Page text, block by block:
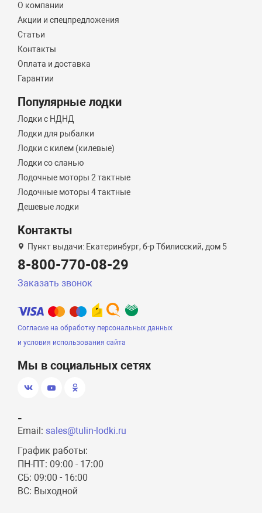
О компании
Акции и спецпредложения
Статьи
Контакты
Оплата и доставка
Гарантии
Популярные лодки
Лодки с НДНД
Лодки для рыбалки
Лодки с килем (килевые)
Лодки со сланью
Лодочные моторы 2 тактные
Лодочные моторы 4 тактные
Дешевые лодки
Контакты
Пункт выдачи: Екатеринбург, б-р Тбилисский, дом 5
8-800-770-08-29
Заказать звонок
Согласие на обработку персональных данных
и условия использования сайта
Мы в социальных сетях
-
Email: sales@tulin-lodki.ru
График работы:
ПН-ПТ: 09:00 - 17:00
СБ: 09:00 - 16:00
ВС: Выходной